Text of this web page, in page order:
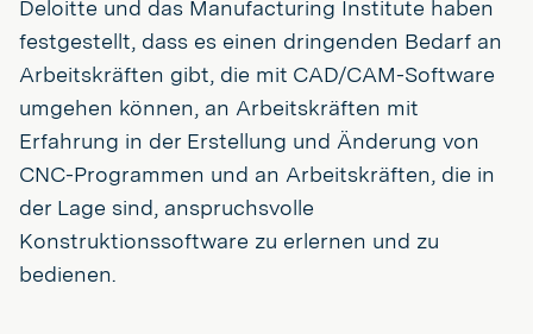
Deloitte und das Manufacturing Institute haben
festgestellt, dass es einen dringenden Bedarf an
Arbeitskräften gibt, die mit CAD/CAM-Software
umgehen können, an Arbeitskräften mit
Erfahrung in der Erstellung und Änderung von
CNC-Programmen und an Arbeitskräften, die in
der Lage sind, anspruchsvolle
Konstruktionssoftware zu erlernen und zu
bedienen.